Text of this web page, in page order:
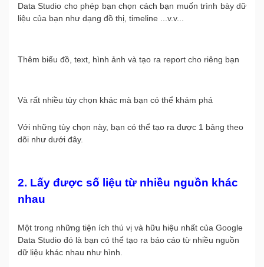
Data Studio cho phép bạn chọn cách bạn muốn trình bày dữ
liệu của bạn như dạng đồ thị, timeline ...v.v...
Thêm biểu đồ, text, hình ảnh và tạo ra report cho riêng bạn
Và rất nhiều tùy chọn khác mà bạn có thể khám phá
Với những tùy chọn này, bạn có thể tạo ra được 1 bảng theo
dõi như dưới đây.
2. Lấy được số liệu từ nhiều nguồn khác
nhau
Một trong những tiện ích thú vị và hữu hiệu nhất của Google
Data Studio đó là bạn có thể tạo ra báo cáo từ nhiều nguồn
dữ liệu khác nhau như hình.